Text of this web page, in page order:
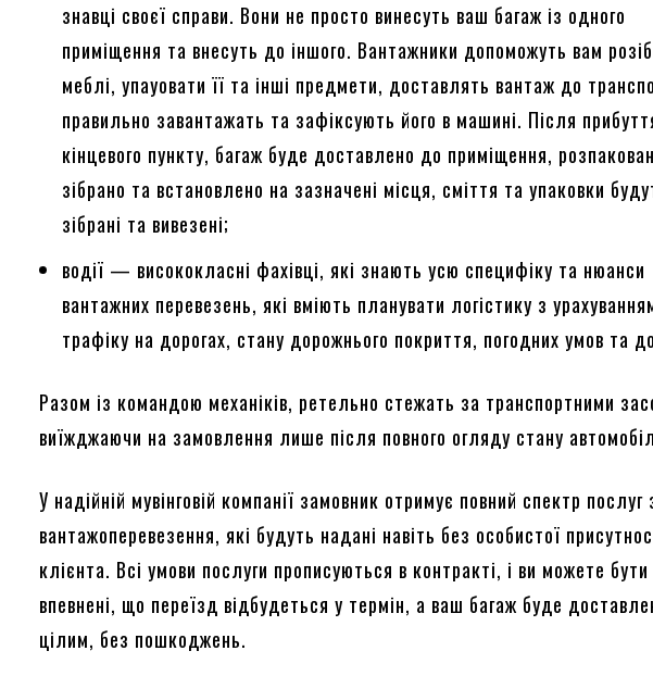
знавці своєї справи. Вони не просто винесуть ваш багаж із одного
приміщення та внесуть до іншого. Вантажники допоможуть вам
меблі, упауовати її та інші предмети, доставлять вантаж до
правильно завантажать та зафіксують його в машині. Після
кінцевого пункту, багаж буде доставлено до приміщення,
зібрано та встановлено на зазначені місця, сміття та упаковки
зібрані та вивезені;
водії — висококласні фахівці, які знають усю специфіку та нюанси
вантажних перевезень, які вміють планувати логістику з
трафіку на дорогах, стану дорожнього покриття, погодних умов та
Разом із командою механіків, ретельно стежать за транспортними
виїжджаючи на замовлення лише після повного огляду стану
У надійній мувінговій компанії замовник отримує повний спектр послуг
вантажоперевезення, які будуть надані навіть без особистої
клієнта. Всі умови послуги прописуються в контракті, і ви можете бути
впевнені, що переїзд відбудеться у термін, а ваш багаж буде
цілим, без пошкоджень.